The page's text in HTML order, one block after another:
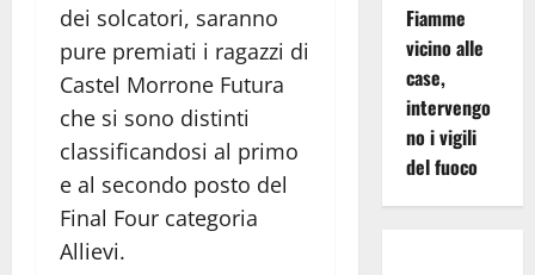
dei solcatori, saranno
pure premiati i ragazzi di
Castel Morrone Futura
che si sono distinti
classificandosi al primo
e al secondo posto del
Final Four categoria
Allievi.
Fiamme
vicino alle
case,
intervengo
no i vigili
del fuoco